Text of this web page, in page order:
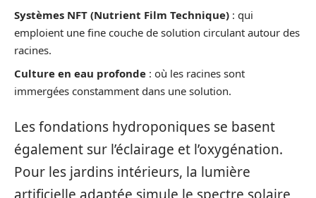
Systèmes NFT (Nutrient Film Technique) : qui
emploient une fine couche de solution circulant autour des
racines.
Culture en eau profonde : où les racines sont
immergées constamment dans une solution.
Les fondations hydroponiques se basent
également sur l’éclairage et l’oxygénation.
Pour les jardins intérieurs, la lumière